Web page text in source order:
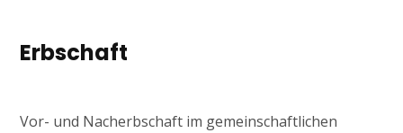
Erbschaft
Vor- und Nacherbschaft im gemeinschaftlichen